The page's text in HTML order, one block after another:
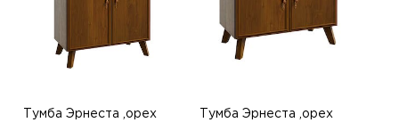
Тумба Эрнеста ,орех Тумба Эрнеста ,орех